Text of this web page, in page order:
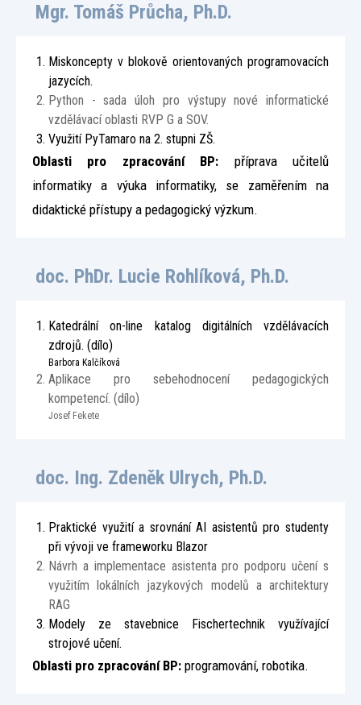
Mgr. Tomáš Průcha, Ph.D.
Miskoncepty v blokově orientovaných programovacích
jazycích.
Python - sada úloh pro výstupy nové informatické
vzdělávací oblasti RVP G a SOV.
Využití PyTamaro na 2. stupni ZŠ.
Oblasti pro zpracování BP: příprava učitelů
informatiky a výuka informatiky, se zaměřením na
didaktické přístupy a pedagogický výzkum.
doc. PhDr. Lucie Rohlíková, Ph.D.
Katedrální on-line katalog digitálních vzdělávacích
zdrojů. (dílo)
Barbora Kalčíková
Aplikace pro sebehodnocení pedagogických
kompetencí. (dílo)
Josef Fekete
doc. Ing. Zdeněk Ulrych, Ph.D.
Praktické využití a srovnání AI asistentů pro studenty
při vývoji ve frameworku Blazor
Návrh a implementace asistenta pro podporu učení s
využitím lokálních jazykových modelů a architektury
RAG
Modely ze stavebnice Fischertechnik využívající
strojové učení.
Oblasti pro zpracování BP: programování, robotika.